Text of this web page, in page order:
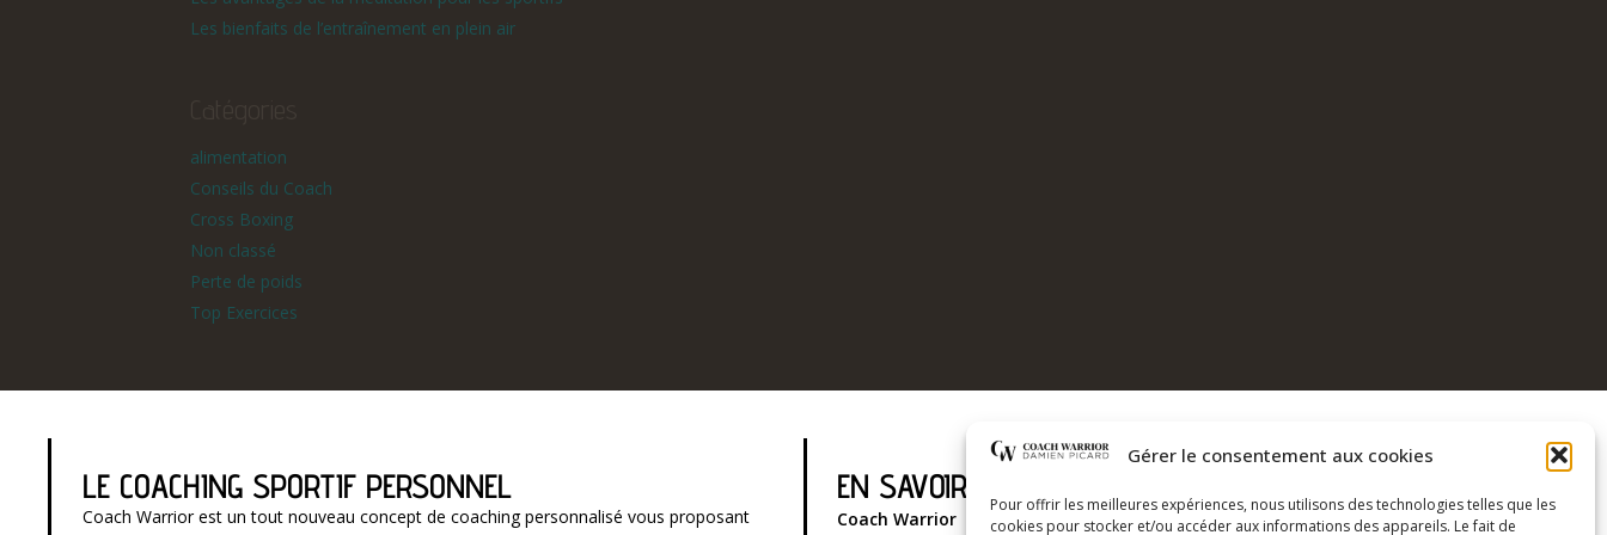
Gérer le consentement aux cookies
Pour offrir les meilleures expériences, nous utilisons des technologies telles que les
cookies pour stocker et/ou accéder aux informations des appareils. Le fait de
Les bienfaits de l’entraînement en plein air
alimentation
Conseils du Coach
Cross Boxing
Non classé
Perte de poids
Top Exercices
LE COACHING SPORTIF PERSONNEL
Coach Warrior est un tout nouveau concept de coaching personnalisé vous proposant
EN SAVOIR PLUS
Coach Warrior
Coach Warrior